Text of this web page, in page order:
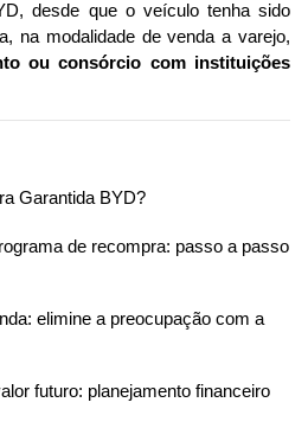
desde que o veículo tenha sido
na modalidade de venda a varejo,
ou consórcio com instituições
Garantida BYD?
de recompra: passo a passo
elimine a preocupação com a
futuro: planejamento financeiro